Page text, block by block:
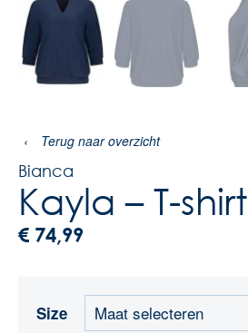
‹ Terug naar overzicht
Bianca
Kayla – T-shirt
€ 74,99
Size